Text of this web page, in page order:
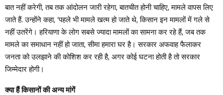
बात नहीं करेगी, तब तक आंदोलन जारी रहेगा, बातचीत होनी चाहिए, मामले वापस लिए
जाते हैं. उन्होंने कहा, ‘पहले भी मामले खत्म हो जाते थे, किसान इन मामलों में गले से
नहीं उतरेंगे। हरियाणा के लोग सबसे ज्यादा मामलों का सामना कर रहे हैं, जब तक
मामले का समाधान नहीं हो जाता, सीमा हमारा घर है। सरकार अफवाह फैलाकर
जनता को उलझाने की कोशिश कर रही है, अगर कोई घटना होती है तो सरकार
जिम्मेदार होगी।
क्या हैं किसानों की अन्य मांगें